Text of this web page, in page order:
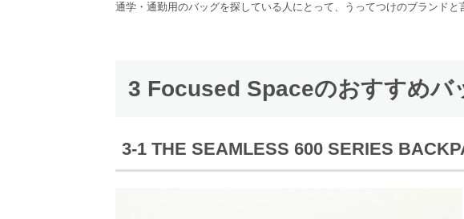
通学・通勤用のバッグを探している人にとって、うってつけのブランドと
3 Focused Spaceのおすすめバ
3-1 THE SEAMLESS 600 SERIES